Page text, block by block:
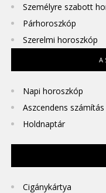
Személyre szabott
Párhoroszkóp
Szerelmi horoszkóp
Napi horoszkóp
Aszcendens számítás
Holdnaptár
Cigánykártya